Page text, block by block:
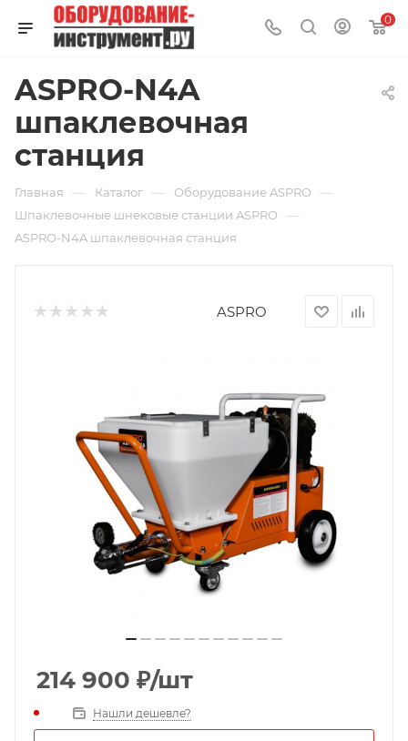
0
ASPRO-N4A
шпаклевочная
станция
Главная — Каталог — Оборудование ASPRO —
Шпаклевочные шнековые станции ASPRO —
ASPRO-N4A шпаклевочная станция
ASPRO
214 900 ₽/шт
Нашли дешевле?